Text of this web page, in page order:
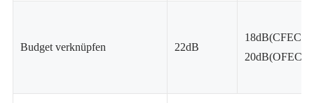
Budget verknüpfen 22dB
18dB(CFEC)
20dB(OFEC)